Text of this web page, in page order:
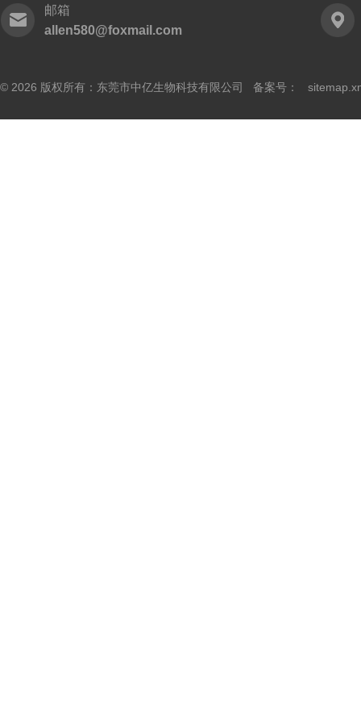
邮箱
allen580@foxmail.com
© 2026 版权所有：东莞市中亿生物科技有限公司 备案号：